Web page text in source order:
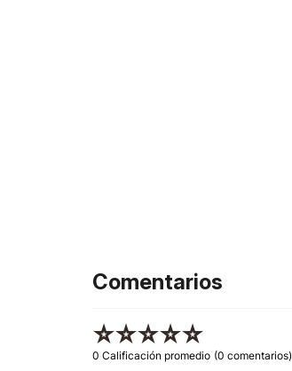
Comentarios
☆☆☆☆☆
0 Calificación promedio (0 comentarios)